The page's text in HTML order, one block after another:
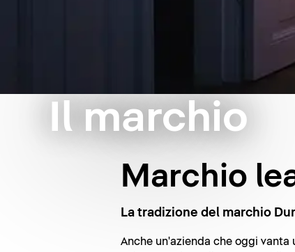
Il marchio
Marchio
La tradizione del marchio
Anche un'azienda che oggi